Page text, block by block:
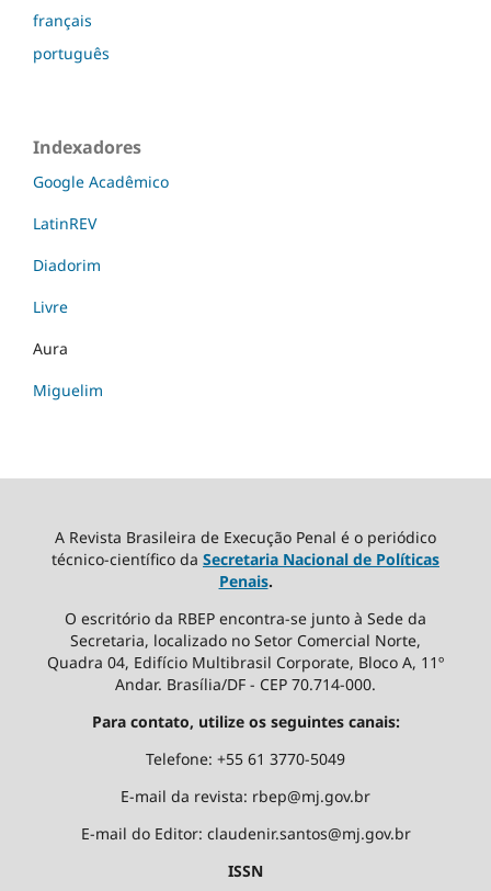
français
português
Indexadores
Google Acadêmico
LatinREV
Diadorim
Livre
Aura
Miguelim
A Revista Brasileira de Execução Penal é o periódico
técnico-científico da Secretaria Nacional de Políticas
Penais.
O escritório da RBEP encontra-se junto à Sede da
Secretaria, localizado no Setor Comercial Norte,
Quadra 04, Edifício Multibrasil Corporate, Bloco A, 11º
Andar. Brasília/DF - CEP 70.714-000.
Para contato, utilize os seguintes canais:
Telefone: +55 61 3770-5049
E-mail da revista: rbep@mj.gov.br
E-mail do Editor: claudenir.santos@mj.gov.br
ISSN